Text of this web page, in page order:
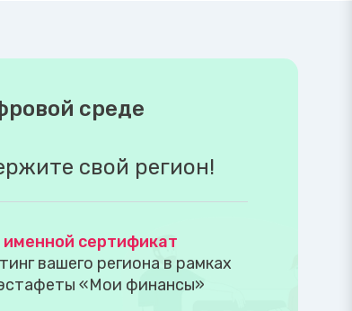
среде
свой регион!
именной сертификат
вашего региона в рамках
«Мои финансы»